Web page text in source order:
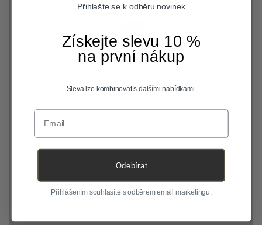
Přihlašte se k odběru novinek
Získejte slevu 10 %
na první nákup
Sleva lze kombinovat s dalšími nabídkami.
Email
Odebírat
Přihlášením souhlasíte s odběrem email marketingu.